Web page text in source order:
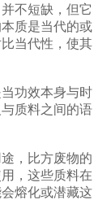
不短缺，但它
质是当代的或
当代性，使其
功效本身与时
质料之间的语
，比方废物的
，这些质料在
熔化或潜藏这